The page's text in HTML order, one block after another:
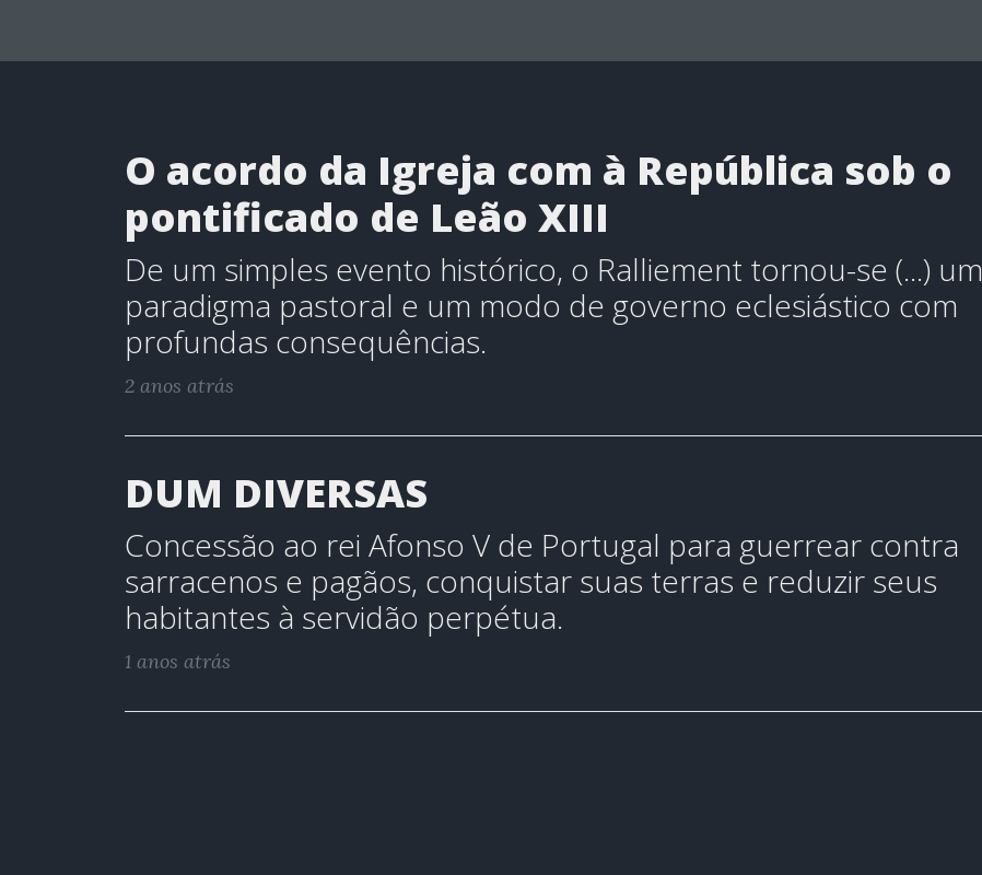
O acordo da Igreja com à República sob o
pontificado de Leão XIII
De um simples evento histórico, o Ralliement tornou-se (...) um
paradigma pastoral e um modo de governo eclesiástico com
profundas consequências.
2 anos atrás
DUM DIVERSAS
Concessão ao rei Afonso V de Portugal para guerrear contra
sarracenos e pagãos, conquistar suas terras e reduzir seus
habitantes à servidão perpétua.
1 anos atrás